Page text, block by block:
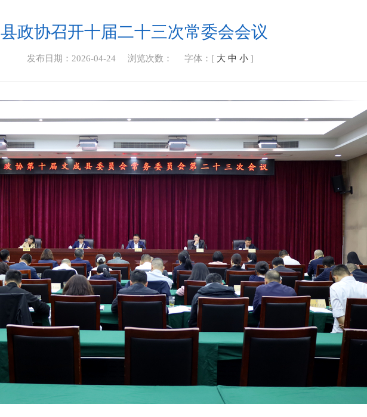
县政协召开十届二十三次常委会会议
发布日期：2026-04-24 浏览次数： 字体：[ 大 中 小 ]